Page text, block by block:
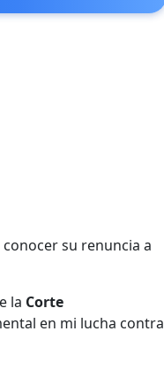
su renuncia a
la Corte
en mi lucha contra